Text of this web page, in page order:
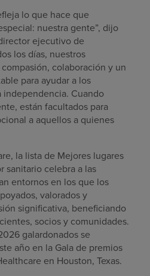
lo que hace que
nuestra gente”, dijo
ejecutivo de
los días, nuestros
colaboración y un
para ayudar a los
independencia. Cuando
están facultados para
a aquellos a quienes
la lista de Mejores lugares
sanitario celebra a las
entornos en los que los
valorados y
significativa, beneficiando
socios y comunidades.
galardonados se
año en la Gala de premios
en Houston, Texas.